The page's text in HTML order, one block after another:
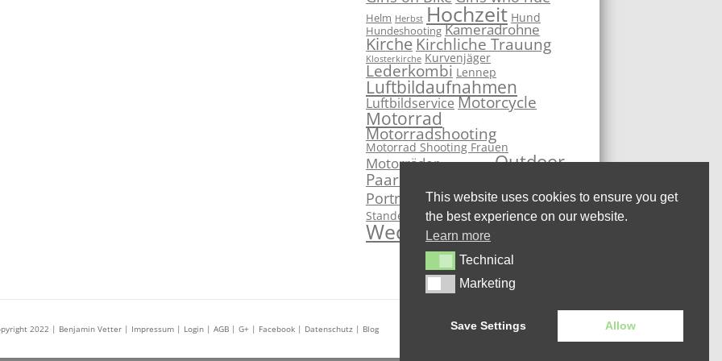
Helm Herbst Hochzeit Hund
Hundeshooting Kameradrohne
Kirche Kirchliche Trauung
Klosterkirche Kurvenjäger
Lederkombi Lennep
Luftbildaufnahmen
Luftbildservice Motorcycle
Motorrad
Motorradshooting
Motorrad Shooting Frauen
Motorräder Motorsport Outdoor
Paarshooting
Portrait Remscheid Sportbike
Standesamt Studio Superbike
Wedding
2022 | Benjamin Vetter | Impressum | Login | AGB | G+ | Facebook | Datenschutz | Blog
This website uses cookies to ensure you get
the best experience on our website.
Learn more
TechnicalTechnical
MarketingMarketing
Save Settings Allow